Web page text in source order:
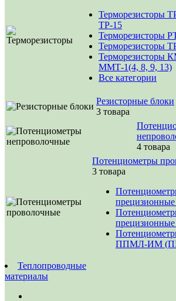
Терморезисторы
ТР-15
Терморезисторы
Терморезисторы
Терморезисторы
ММТ-1(4, 8, 9, 13)
Все категории
Резисторные блоки
3 товара
4 товара
Потенциометры
3 товара
ППМЛ-ИМ
Теплопроводные
материалы